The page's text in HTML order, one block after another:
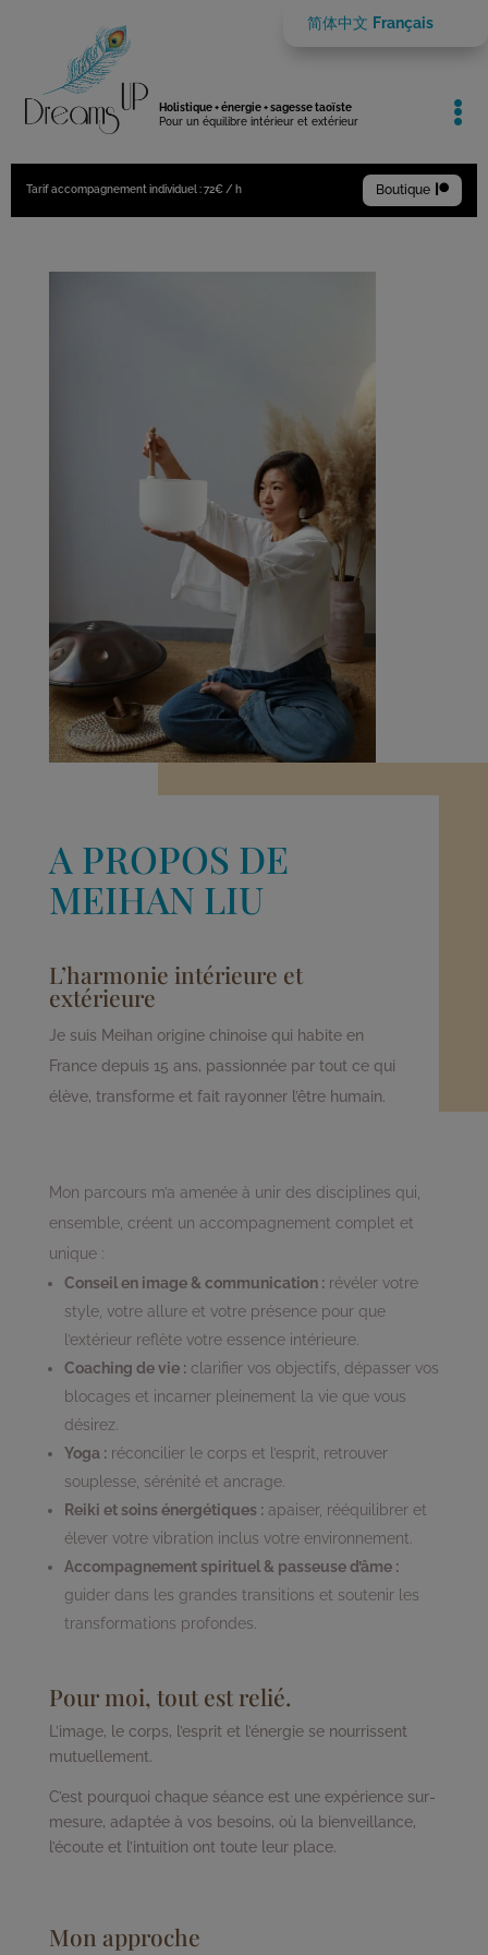
Holistique + énergie + sagesse taoïste
Pour un équilibre intérieur et extérieur

Tarif accompagnement individuel : 72€ / h Boutique 
简体中文 Français
A PROPOS DE
MEIHAN LIU
L’harmonie intérieure et
extérieure
Je suis Meihan origine chinoise qui habite en
France depuis 15 ans, passionnée par tout ce qui
élève, transforme et fait rayonner l’être humain.
Mon parcours m’a amenée à unir des disciplines qui,
ensemble, créent un accompagnement complet et
unique :
Conseil en image & communication :révéler votre
style, votre allure et votre présence pour que
l’extérieur reflète votre essence intérieure.
Coaching de vie :clarifier vos objectifs, dépasser vos
blocages et incarner pleinement la vie que vous
désirez.
Yoga :réconcilier le corps et l’esprit, retrouver
souplesse, sérénité et ancrage.
Reiki et soins énergétiques :apaiser, rééquilibrer et
élever votre vibration inclus votre environnement.
Accompagnement spirituel & passeuse d’âme :
guider dans les grandes transitions et soutenir les
transformations profondes.
Pour moi, tout est relié.
L’image, le corps, l’esprit et l’énergie se nourrissent
mutuellement.
C’est pourquoi chaque séance est une expérience sur-
mesure, adaptée à vos besoins, où la bienveillance,
l’écoute et l’intuition ont toute leur place.
Mon approche